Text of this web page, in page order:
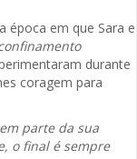
época em que Sara e
durante
coragem para
parte da sua
o final é sempre